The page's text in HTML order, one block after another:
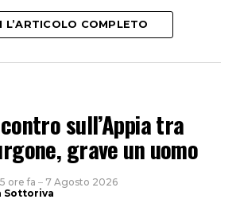
L’ARTICOLO COMPLETO
sull’Appia tra
grave un uomo
ore fa – 7 Agosto 2026
Sottoriva